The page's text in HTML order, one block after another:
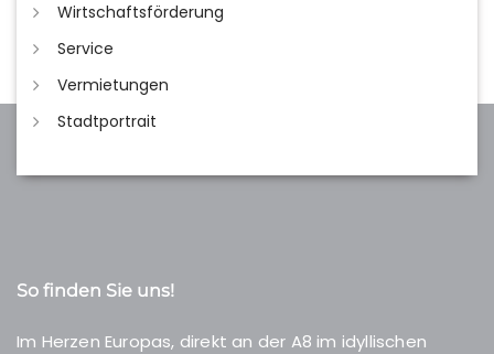
Wirtschaftsförderung
Service
Vermietungen
Stadtportrait
So finden Sie uns!
Im Herzen Europas, direkt an der A8 im idyllischen